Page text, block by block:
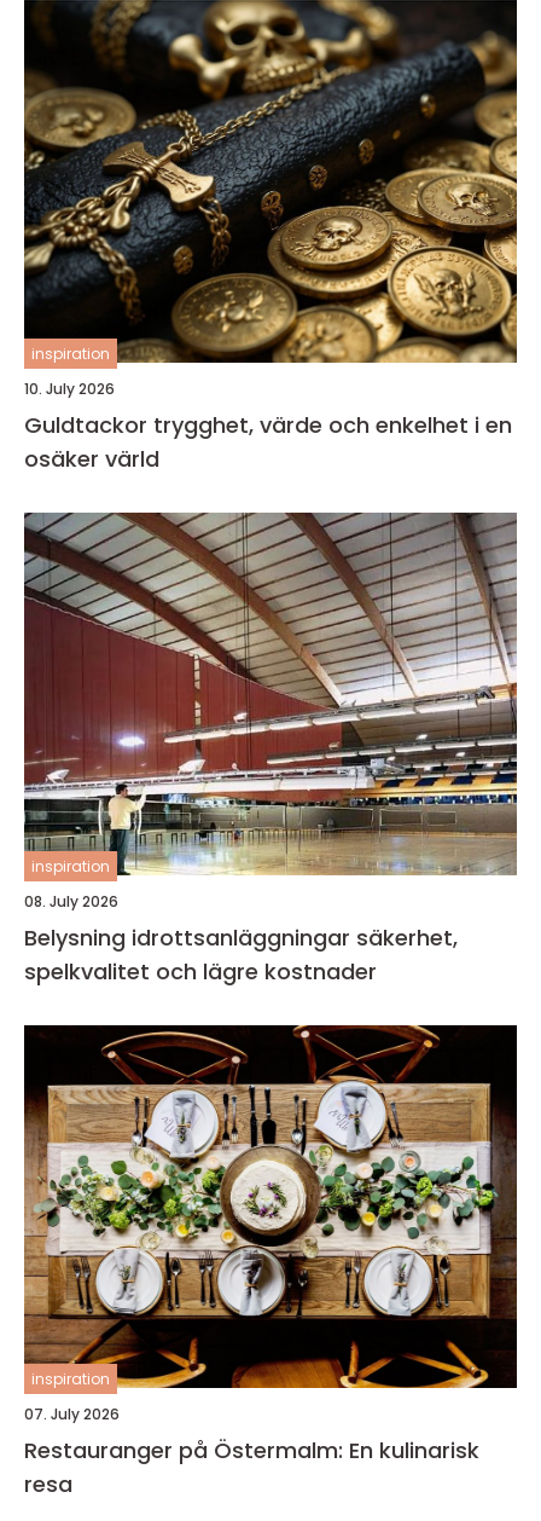
inspiration
10. July 2026
Guldtackor trygghet, värde och enkelhet i en
osäker värld
inspiration
08. July 2026
Belysning idrottsanläggningar säkerhet,
spelkvalitet och lägre kostnader
inspiration
07. July 2026
Restauranger på Östermalm: En kulinarisk
resa